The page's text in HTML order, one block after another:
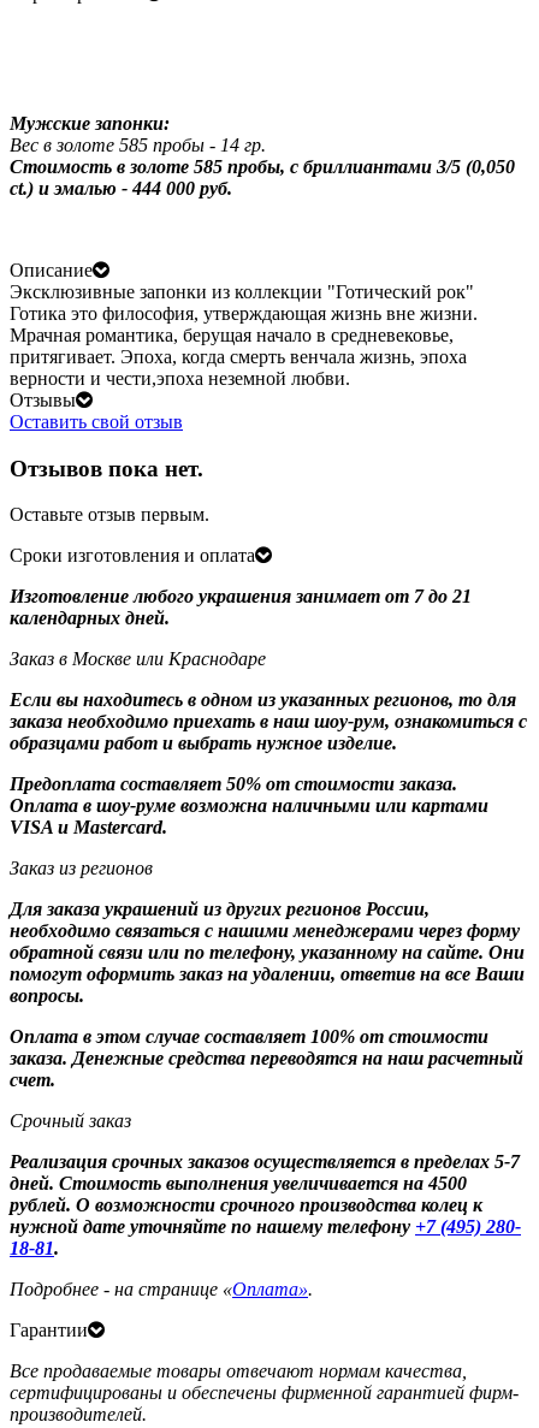
Мужские запонки:
Вес в золоте 585 пробы - 14 гр.
Стоимость в золоте 585 пробы, с бриллиантами 3/5 (0,050
ct.) и эмалью - 444 000 руб.
Описание
Эксклюзивные запонки из коллекции "Готический рок"
Готика это философия, утверждающая жизнь вне жизни.
Мрачная романтика, берущая начало в средневековье,
притягивает. Эпоха, когда смерть венчала жизнь, эпоха
верности и чести,эпоха неземной любви.
Отзывы
Оставить свой отзыв
Отзывов пока нет.
Оставьте отзыв первым.
Сроки изготовления и оплата
Изготовление любого украшения занимает от 7 до 21
календарных дней.
Заказ в Москве или Краснодаре
Если вы находитесь в одном из указанных регионов, то для
заказа необходимо приехать в наш шоу-рум, ознакомиться с
образцами работ и выбрать нужное изделие.
Предоплата составляет 50% от стоимости заказа.
Оплата в шоу-руме возможна наличными или картами
VISA и Mastercard.
Заказ из регионов
Для заказа украшений из других регионов России,
необходимо связаться с нашими менеджерами через форму
обратной связи или по телефону, указанному на сайте. Они
помогут оформить заказ на удалении, ответив на все Ваши
вопросы.
Оплата в этом случае составляет 100% от стоимости
заказа. Денежные средства переводятся на наш расчетный
счет.
Срочный заказ
Реализация срочных заказов осуществляется в пределах 5-7
дней. Стоимость выполнения увеличивается на 4500
рублей. О возможности срочного производства колец к
нужной дате уточняйте по нашему телефону +7 (495) 280-
18-81.
Подробнее - на странице «Оплата».
Гарантии
Все продаваемые товары отвечают нормам качества,
сертифицированы и обеспечены фирменной гарантией фирм-
производителей.